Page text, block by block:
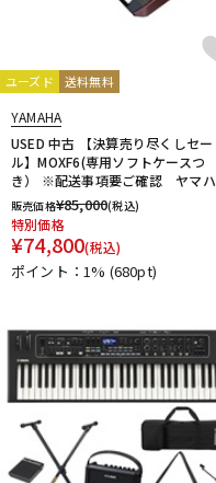
ユーズド 送料無料
YAMAHA
USED 中古 【決算売り尽くしセー
ル】MOXF6(専用ソフトケースつ
き） ※配送事項要ご確認 ヤマハ
販売価格¥85,000(税込)
特別価格
¥74,800(税込)
ポイント：1% (680pt)